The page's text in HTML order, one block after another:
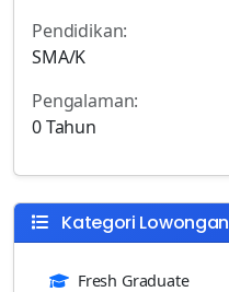
Pendidikan:
SMA/K
Pengalaman:
0 Tahun
Kategori Lowongan
Fresh Graduate